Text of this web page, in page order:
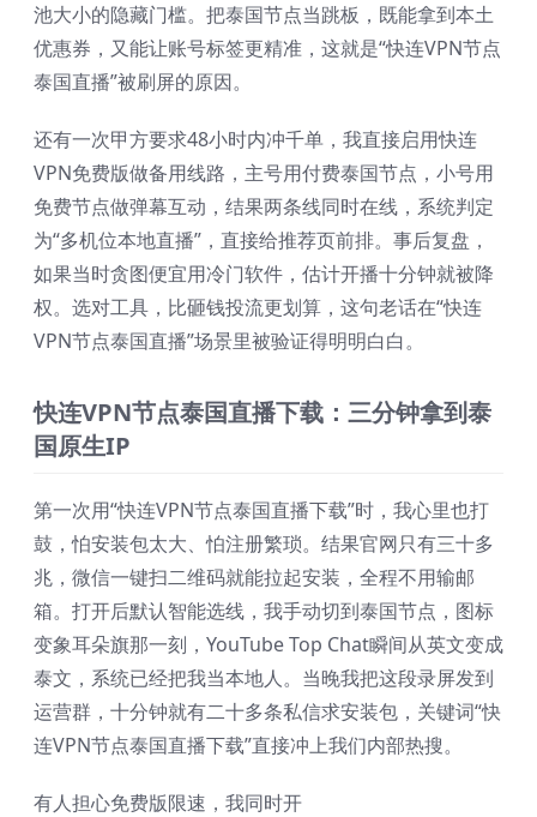
池大小的隐藏门槛。把泰国节点当跳板，既能拿到本土
优惠券，又能让账号标签更精准，这就是“快连VPN节点
泰国直播”被刷屏的原因。
还有一次甲方要求48小时内冲千单，我直接启用快连
VPN免费版做备用线路，主号用付费泰国节点，小号用
免费节点做弹幕互动，结果两条线同时在线，系统判定
为“多机位本地直播”，直接给推荐页前排。事后复盘，
如果当时贪图便宜用冷门软件，估计开播十分钟就被降
权。选对工具，比砸钱投流更划算，这句老话在“快连
VPN节点泰国直播”场景里被验证得明明白白。
快连VPN节点泰国直播下载：三分钟拿到泰
国原生IP
第一次用“快连VPN节点泰国直播下载”时，我心里也打
鼓，怕安装包太大、怕注册繁琐。结果官网只有三十多
兆，微信一键扫二维码就能拉起安装，全程不用输邮
箱。打开后默认智能选线，我手动切到泰国节点，图标
变象耳朵旗那一刻，YouTube Top Chat瞬间从英文变成
泰文，系统已经把我当本地人。当晚我把这段录屏发到
运营群，十分钟就有二十多条私信求安装包，关键词“快
连VPN节点泰国直播下载”直接冲上我们内部热搜。
有人担心免费版限速，我同时开